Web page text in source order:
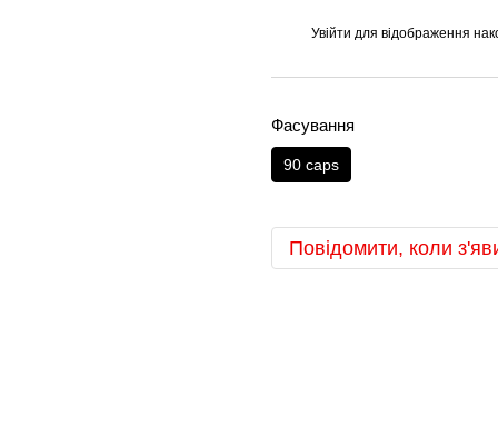
Увійти для відображення
Фасування
90 caps
Повідомити, коли